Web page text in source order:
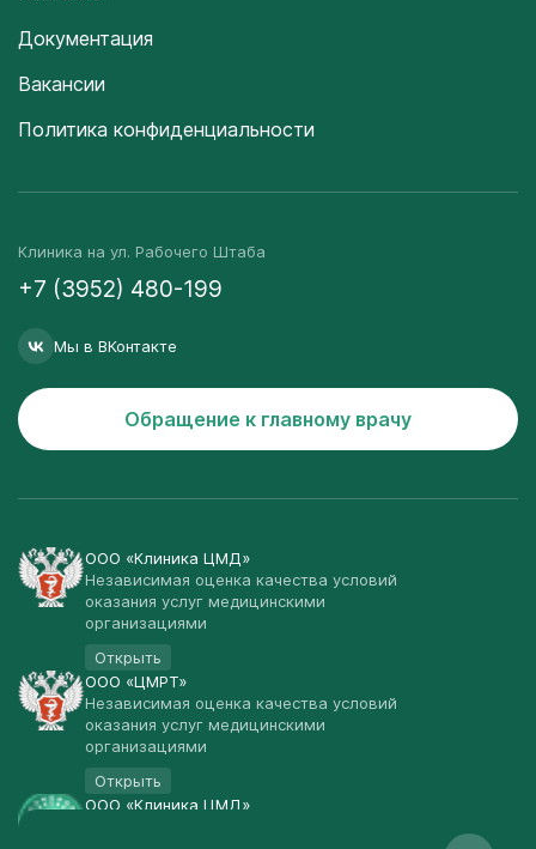
Документация
Вакансии
Политика конфиденциальности
Клиника на ул. Рабочего Штаба
+7 (3952) 480-199
Мы в ВКонтакте
Обращение к главному врачу
ООО «Клиника ЦМД»
Независимая оценка качества условий
оказания услуг медицинскими
организациями
Открыть
ООО «ЦМРТ»
Независимая оценка качества условий
оказания услуг медицинскими
организациями
Открыть
ООО «Клиника ЦМД»